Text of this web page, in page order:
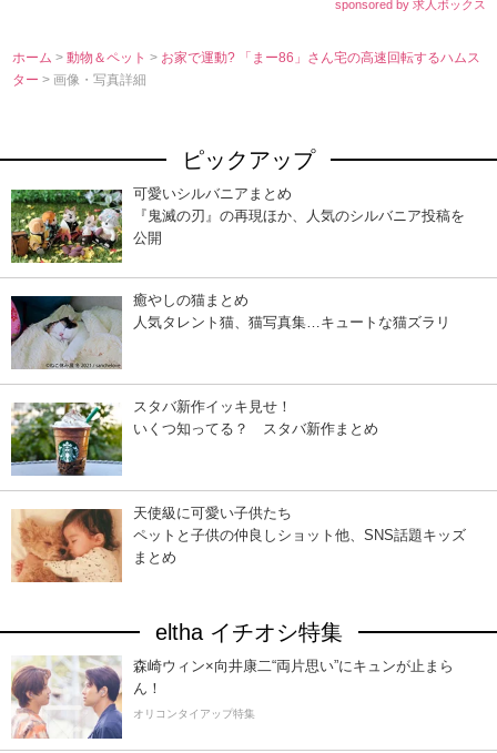
sponsored by 求人ボックス
ホーム >動物＆ペット> お家で運動? 「まー86」さん宅の高速回転するハムス
ター> 画像・写真詳細
ピックアップ
可愛いシルバニアまとめ
『鬼滅の刃』の再現ほか、人気のシルバニア投稿を
公開
癒やしの猫まとめ
人気タレント猫、猫写真集…キュートな猫ズラリ
スタバ新作イッキ見せ！
いくつ知ってる？ スタバ新作まとめ
天使級に可愛い子供たち
ペットと子供の仲良しショット他、SNS話題キッズ
まとめ
eltha イチオシ特集
森崎ウィン×向井康二“両片思い”にキュンが止まら
ん！
オリコンタイアップ特集